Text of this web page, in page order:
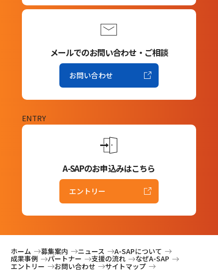
メールでのお問い合わせ・ご相談
お問い合わせ
ENTRY
A-SAPのお申込みはこちら
エントリー
ホーム 募集案内 ニュース A-SAPについて
成果事例 パートナー 支援の流れ なぜA-SAP
エントリー お問い合わせ サイトマップ